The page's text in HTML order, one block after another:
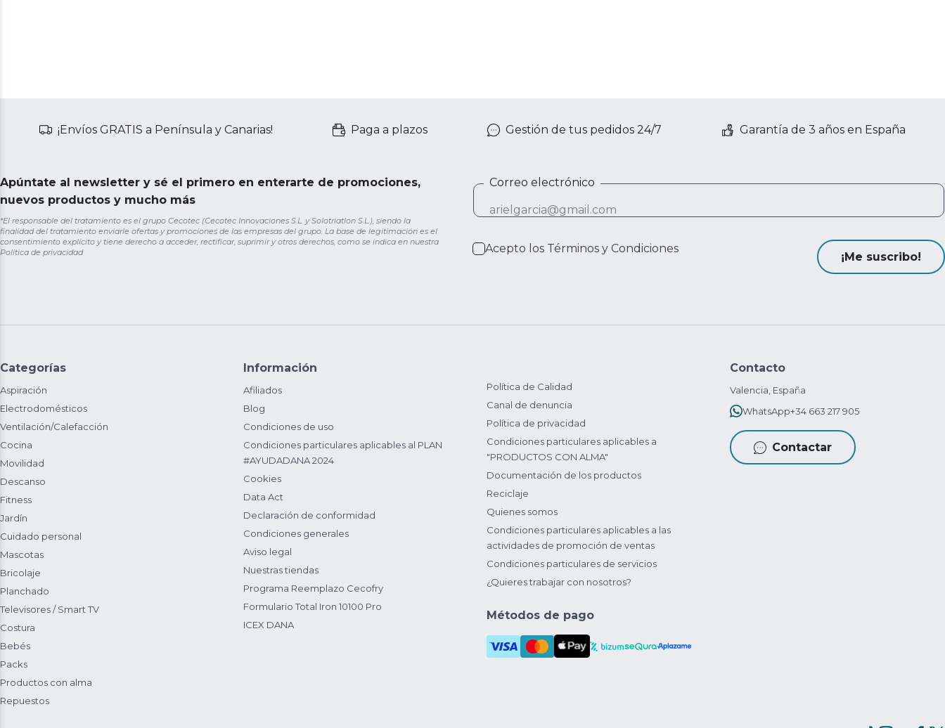
¡Envíos GRATIS a Península y Canarias! Paga a plazos Gestión de tus pedidos 24/7 Garantía de 3 años en España
Apúntate al newsletter y sé el primero en enterarte de promociones,
nuevos productos y mucho más
*El responsable del tratamiento es el grupo Cecotec (Cecotec Innovaciones S.L. y Solotriatlon S.L.), siendo la
finalidad del tratamiento enviarle ofertas y promociones de las empresas del grupo. La base de legitimación es el
consentimiento explícito y tiene derecho a acceder, rectificar, suprimir y otros derechos, como se indica en nuestra
Política de privacidad
Correo electrónico
Acepto los Términos y Condiciones
¡Me suscribo!
Categorías
Aspiración
Electrodomésticos
Ventilación/Calefacción
Cocina
Movilidad
Descanso
Fitness
Jardín
Cuidado personal
Mascotas
Bricolaje
Planchado
Televisores / Smart TV
Costura
Bebés
Packs
Productos con alma
Repuestos
Información
Afiliados
Blog
Condiciones de uso
Condiciones particulares aplicables al PLAN
#AYUDADANA 2024
Cookies
Data Act
Declaración de conformidad
Condiciones generales
Aviso legal
Nuestras tiendas
Programa Reemplazo Cecofry
Formulario Total Iron 10100 Pro
ICEX DANA
Política de Calidad
Canal de denuncia
Política de privacidad
Condiciones particulares aplicables a
"PRODUCTOS CON ALMA"
Documentación de los productos
Reciclaje
Quienes somos
Condiciones particulares aplicables a las
actividades de promoción de ventas
Condiciones particulares de servicios
¿Quieres trabajar con nosotros?
Métodos de pago
Contacto
Valencia, España
WhatsApp+34 663 217 905
Contactar